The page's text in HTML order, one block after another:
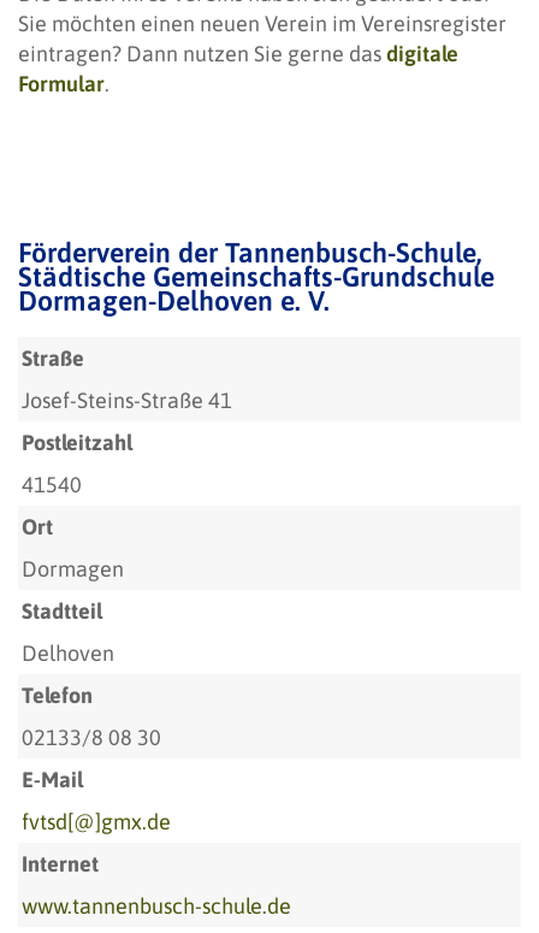
Sie möchten einen neuen Verein im Vereinsregister
eintragen? Dann nutzen Sie gerne dasdigitale
Formular.
Förderverein der Tannenbusch-Schule,
Städtische Gemeinschafts-Grundschule
Dormagen-Delhoven e. V.
Straße
Josef-Steins-Straße 41
Postleitzahl
41540
Ort
Dormagen
Stadtteil
Delhoven
Telefon
02133/8 08 30
E-Mail
fvtsd[@]gmx.de
Internet
www.tannenbusch-schule.de